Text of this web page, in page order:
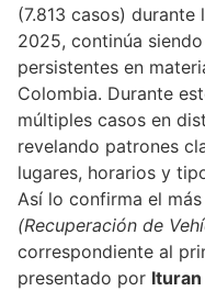
(7.813 casos)
2025, continúa
persistentes en
Colombia. Durante
múltiples casos en
revelando patrones
lugares, horarios y
Así lo confirma el
(Recuperación de
correspondiente al
presentado por